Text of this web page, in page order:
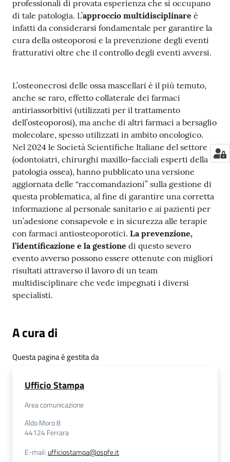
a
r
e
n
t
Fornitori
Seguici
su
professionali di provata esperienza che si occupano
di tale patologia. L’approccio multidisciplinare è
infatti da considerarsi fondamentale per garantire la
cura della osteoporosi e la prevenzione degli eventi
fratturativi oltre che il controllo degli eventi avversi.
L’osteonecrosi delle ossa mascellari è il più temuto,
anche se raro, effetto collaterale dei farmaci
antiriassorbitivi (utilizzati per il trattamento
dell’osteoporosi), ma anche di altri farmaci a bersaglio
molecolare, spesso utilizzati in ambito oncologico.
Nel 2024 le Società Scientifiche Italiane del settore
(odontoiatri, chirurghi maxillo-facciali esperti della
patologia ossea), hanno pubblicato una versione
aggiornata delle “raccomandazioni” sulla gestione di
questa problematica, al fine di garantire una corretta
informazione al personale sanitario e ai pazienti per
un’adesione consapevole e in sicurezza alle terapie
con farmaci antiosteoporotici. La prevenzione,
l’identificazione e la gestione di questo severo
evento avverso possono essere ottenute con migliori
risultati attraverso il lavoro di un team
multidisciplinare che vede impegnati i diversi
specialisti.
A cura di
Questa pagina è gestita da
Ufficio Stampa
Area comunicazione
Aldo Moro 8
44124Ferrara
E-mail: ufficiostampa@ospfe.it